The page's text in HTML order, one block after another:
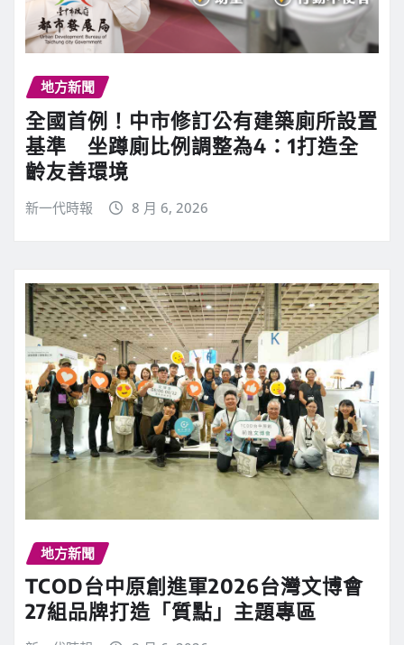
地方新聞
全國首例！中市修訂公有建築廁所設置
基準 坐蹲廁比例調整為4：1打造全
齡友善環境
新一代時報 8 月 6, 2026
地方新聞
TCOD台中原創進軍2026台灣文博會
27組品牌打造「質點」主題專區